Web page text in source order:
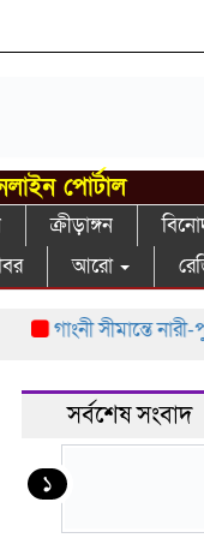
পোর্টাল
ক্রীড়াঙ্গন
আরো
গাংনী সীমান্তে নারী-
সর্বশেষ সংবাদ
১